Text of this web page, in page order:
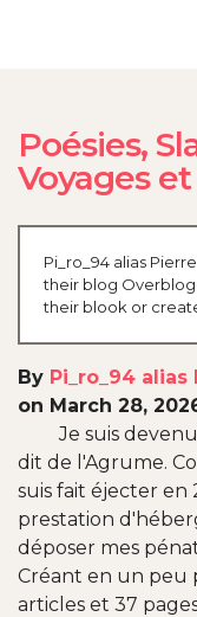
Poésies,
Voyages
Pi_ro_94 alias
their blog
their blook or
By Pi_ro_94 alias
on March 28,
Je suis
dit de l'Agrume.
suis fait éjecter en
prestation
déposer mes
Créant en un peu
articles et 37